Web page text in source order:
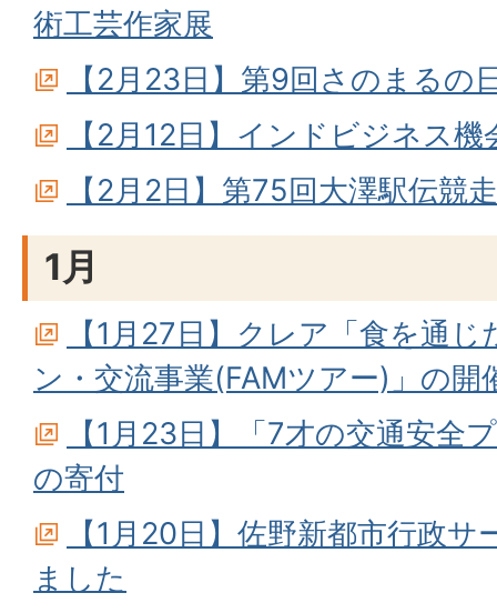
術工芸作家展
【2月23日】第9回さのまるの
【2月12日】インドビジネス
【2月2日】第75回大澤駅伝競
1月
【1月27日】クレア「食を通
ン・交流事業(FAMツアー)」の開
【1月23日】「7才の交通安全
の寄付
【1月20日】佐野新都市行政
ました